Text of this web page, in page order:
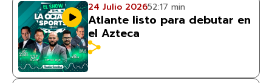
24 Julio 202652:17 min
Atlante listo para debutar en
el Azteca